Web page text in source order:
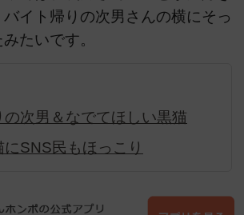
イト帰りの次男さんの横にそっ
たいです。
の次男＆なでてほしい黒猫
SNS民もほっこり